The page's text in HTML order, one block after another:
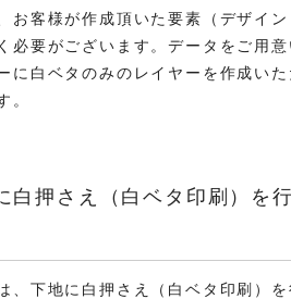
お客様が作成頂いた要素（デザイ
必要がございます。データをご用
に白ベタのみのレイヤーを作成い
。
白押さえ（白ベタ印刷）を
、下地に白押さえ（白ベタ印刷）